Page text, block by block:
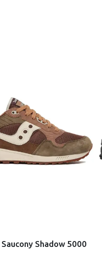
Shadow 5000